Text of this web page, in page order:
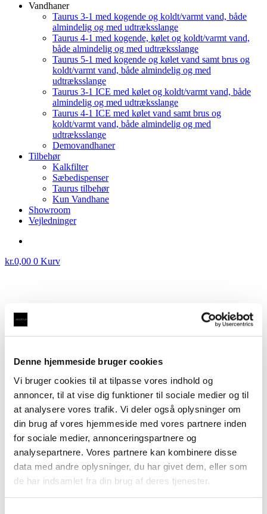
Denne hjemmeside bruger cookies
Vi bruger cookies til at tilpasse vores indhold og
annoncer, til at vise dig funktioner til sociale medier og til
at analysere vores trafik. Vi deler også oplysninger om
din brug af vores hjemmeside med vores partnere inden
for sociale medier, annonceringspartnere og
analysepartnere. Vores partnere kan kombinere disse
data med andre oplysninger, du har givet dem, eller som
de har indsamlet fra din brug af deres tjenester.
Vandhaner
Taurus 3-1 med kogende og koldt/varmt vand, både
almindelig og med udtræksslange
Taurus 4-1 med kogende, kølet og koldt/varmt vand,
både almindelig og med udtræksslange
Taurus 5-1 med kogende og kølet vand samt brus og
koldt/varmt vand, både almindelig og med
udtræksslange
Taurus 3-1 ICE med kølet og koldt/varmt vand, både
almindelig og med udtræksslange
Taurus 4-1 ICE med kølet vand samt brus og
koldt/varmt vand, både almindelig og med
udtræksslange
Demovandhaner
Tilbehør
Kalkfilter
Sæbedispenser
Taurus tilbehør
Kun Vandhane
Showroom
Vejledninger
kr.0,00 0 Kurv
3-1 FLEX A, fleksibel udtræksslange med kogende
3-1 FLEX A, fleksibel udtræksslange med kogende
vand inkl. kalkfilter i messing med firkantet tud
4.995,00
3-1 FLEX A, fleksibel
udtræksslange med kogende vand
inkl. kalkfilter i messing med
rund tud
kr.4.995,00